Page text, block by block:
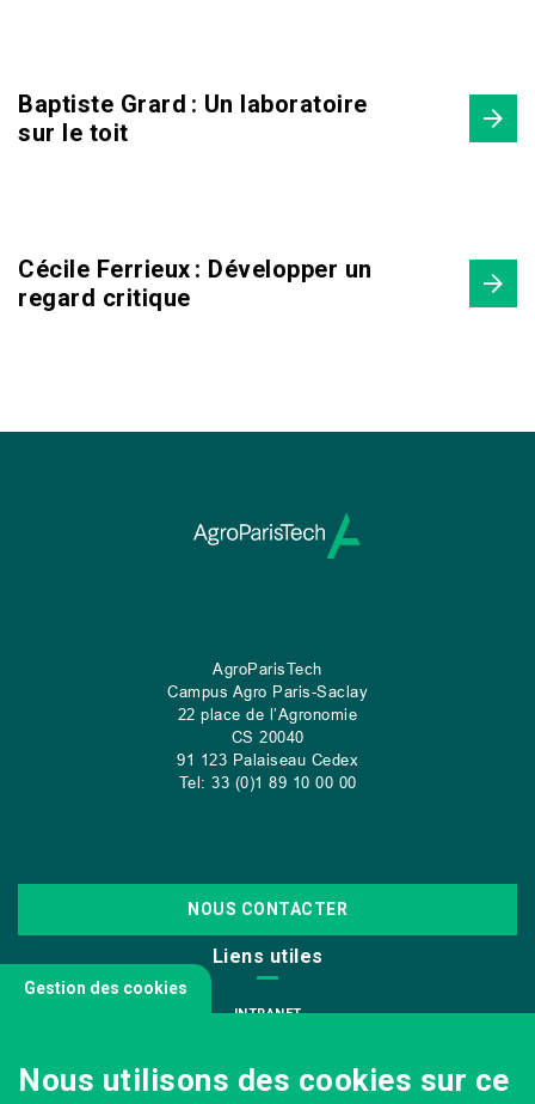
Baptiste Grard : Un laboratoire
sur le toit
Cécile Ferrieux : Développer un
regard critique
AgroParisTech
Campus Agro Paris-Saclay
22 place de l’Agronomie
CS 20040
91 123 Palaiseau Cedex
Tel: 33 (0)1 89 10 00 00
NOUS CONTACTER
Liens utiles
INTRANET
INFODOC
Gestion des cookies
Nous utilisons des cookies sur ce